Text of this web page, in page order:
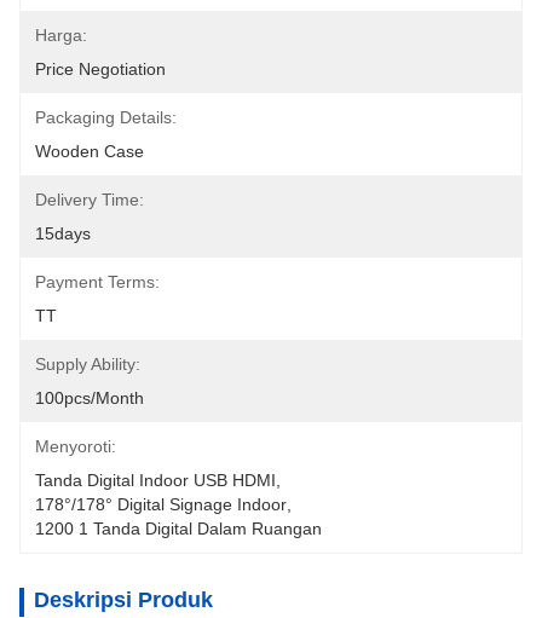
Harga:
Price Negotiation
Packaging Details:
Wooden Case
Delivery Time:
15days
Payment Terms:
TT
Supply Ability:
100pcs/month
Menyoroti:
Tanda Digital Indoor USB HDMI
178°/178° Digital Signage Indoor
1200 1 Tanda Digital Dalam Ruangan
Deskripsi Produk